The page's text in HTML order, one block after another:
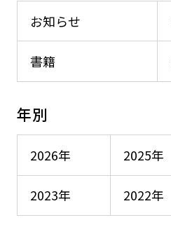
お知らせ
書籍
年別
2026年 2025年
2023年 2022年